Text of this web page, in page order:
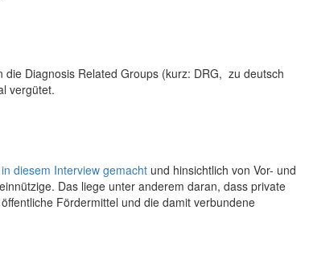
Diagnosis Related Groups (kurz: DRG, zu deutsch
vergütet.
in diesem Interview gemacht und hinsichtlich von Vor- und
Das liege unter anderem daran, dass private
Fördermittel und die damit verbundene